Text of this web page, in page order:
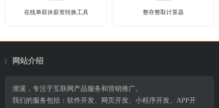
在线单双休薪资转换工具 整存整取计算器
网站介绍
潆溪，专注于互联网产品服务和营销推广。
我们的服务包括：软件开发、网页开发、小程序开发、APP开